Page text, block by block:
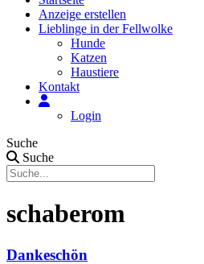
Anzeige erstellen
Lieblinge in der Fellwolke
Hunde
Katzen
Haustiere
Kontakt
Login
Suche
Suche
schaberom
Dankeschön